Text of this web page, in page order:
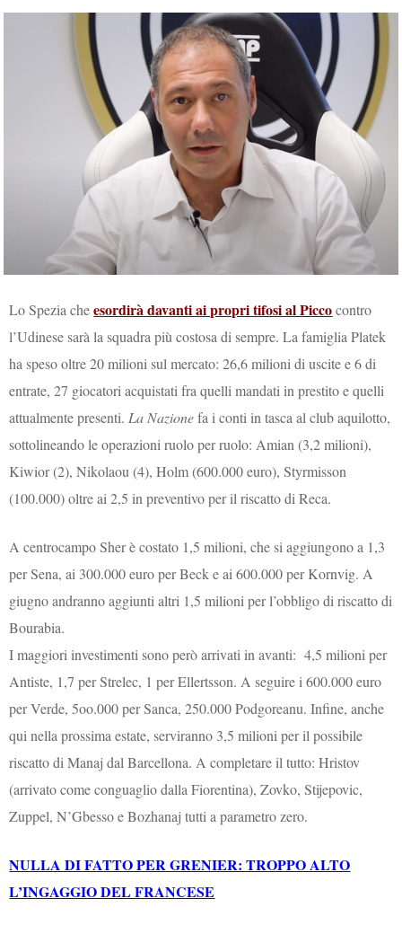
Lo Spezia cheesordirà davanti ai propri tifosi al Piccocontro
l’Udinese sarà la squadra più costosa di sempre. La famiglia Platek
ha speso oltre 20 milioni sul mercato: 26,6 milioni di uscite e 6 di
entrate, 27 giocatori acquistati fra quelli mandati in prestito e quelli
attualmente presenti. La Nazionefa i conti in tasca al club aquilotto,
sottolineando le operazioni ruolo per ruolo: Amian (3,2 milioni),
Kiwior (2), Nikolaou (4), Holm (600.000 euro), Styrmisson
(100.000) oltre ai 2,5 in preventivo per il riscatto di Reca.
A centrocampo Sher è costato 1,5 milioni, che si aggiungono a 1,3
per Sena, ai 300.000 euro per Beck e ai 600.000 per Kornvig. A
giugno andranno aggiunti altri 1,5 milioni per l’obbligo di riscatto di
Bourabia.
I maggiori investimenti sono però arrivati in avanti: 4,5 milioni per
Antiste, 1,7 per Strelec, 1 per Ellertsson. A seguire i 600.000 euro
per Verde, 5oo.000 per Sanca, 250.000 Podgoreanu. Infine, anche
qui nella prossima estate, serviranno 3,5 milioni per il possibile
riscatto di Manaj dal Barcellona. A completare il tutto: Hristov
(arrivato come conguaglio dalla Fiorentina), Zovko, Stijepovic,
Zuppel, N’Gbesso e Bozhanaj tutti a parametro zero.
NULLA DI FATTO PER GRENIER: TROPPO ALTO
L’INGAGGIO DEL FRANCESE